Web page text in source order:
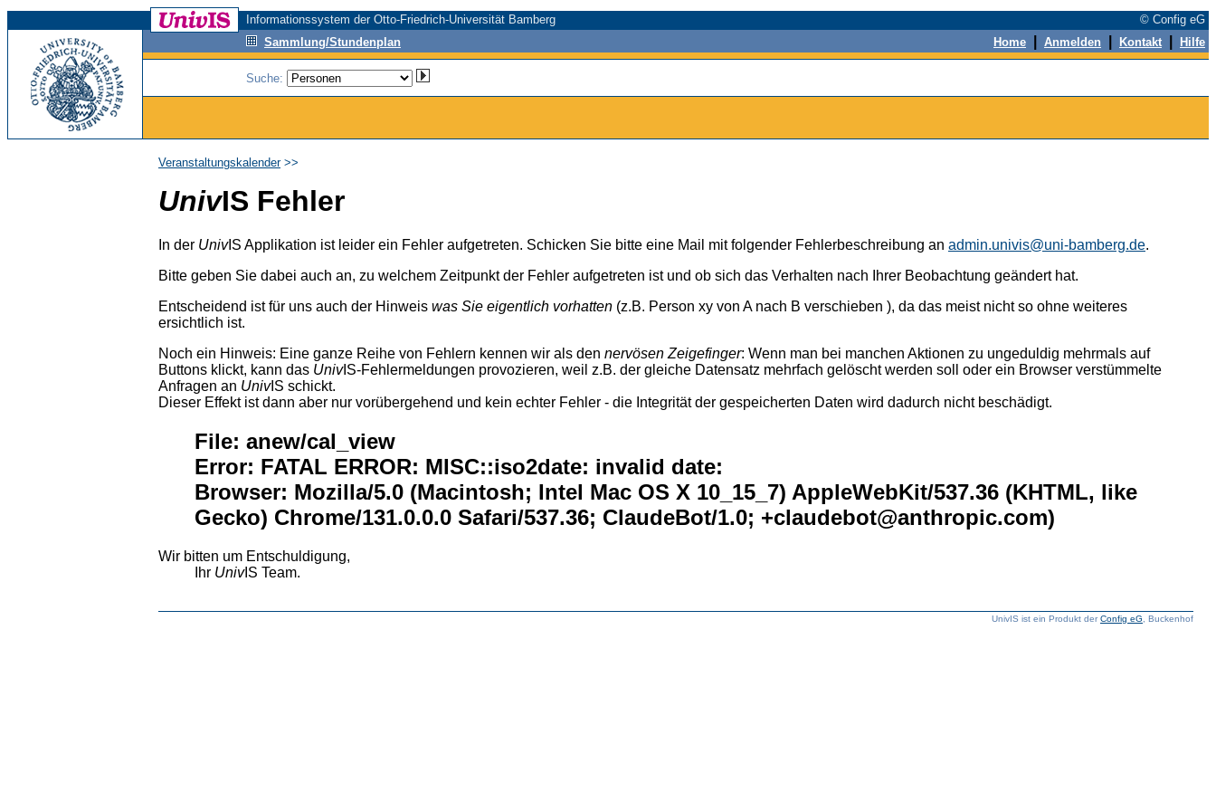
Informationssystem der Otto-Friedrich-Universität Bamberg
© Config eG
Sammlung/Stundenplan
Home Anmelden Kontakt Hilfe
Suche:
Veranstaltungskalender>>
UnivIS Fehler
In der UnivIS Applikation ist leider ein Fehler aufgetreten. Schicken Sie bitte eine Mail mit folgender Fehlerbeschreibung an admin.univis@uni-bamberg.de.
Bitte geben Sie dabei auch an, zu welchem Zeitpunkt der Fehler aufgetreten ist und ob sich das Verhalten nach Ihrer Beobachtung geändert hat.
Entscheidend ist für uns auch der Hinweis was Sie eigentlich vorhatten (z.B. Person xy von A nach B verschieben ), da das meist nicht so ohne weiteres
ersichtlich ist.
Noch ein Hinweis: Eine ganze Reihe von Fehlern kennen wir als den nervösen Zeigefinger: Wenn man bei manchen Aktionen zu ungeduldig mehrmals auf
Buttons klickt, kann das UnivIS-Fehlermeldungen provozieren, weil z.B. der gleiche Datensatz mehrfach gelöscht werden soll oder ein Browser verstümmelte
Anfragen an UnivIS schickt.
Dieser Effekt ist dann aber nur vorübergehend und kein echter Fehler - die Integrität der gespeicherten Daten wird dadurch nicht beschädigt.
File: anew/cal_view
Error: FATAL ERROR: MISC::iso2date: invalid date:
Browser: Mozilla/5.0 (Macintosh; Intel Mac OS X 10_15_7) AppleWebKit/537.36 (KHTML, like
Gecko) Chrome/131.0.0.0 Safari/537.36; ClaudeBot/1.0; +claudebot@anthropic.com)
Wir bitten um Entschuldigung,
Ihr UnivIS Team.
UnivIS ist ein Produkt derConfig eG , Buckenhof